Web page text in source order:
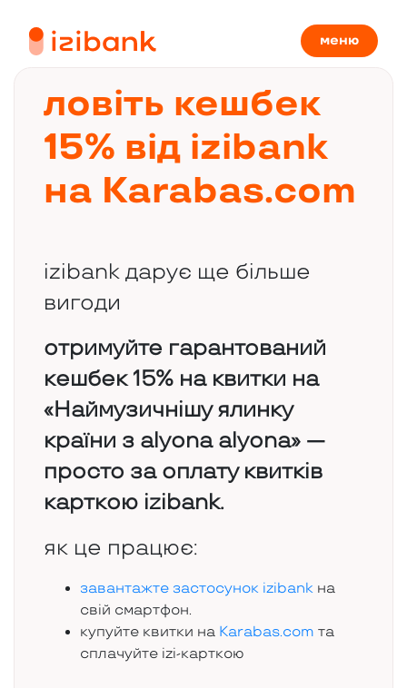
меню
ловіть кешбек
15% від izibank
на Karabas.com
izibank дарує ще більше
вигоди
отримуйте гарантований
кешбек 15% на квитки на
«Наймузичнішу ялинку
країни з alyona alyona» —
просто за оплату квитків
карткою izibank.
як це працює:
завантажте застосунок izibank на
свій смартфон.
купуйте квитки на Karabas.com та
сплачуйте izi-карткою